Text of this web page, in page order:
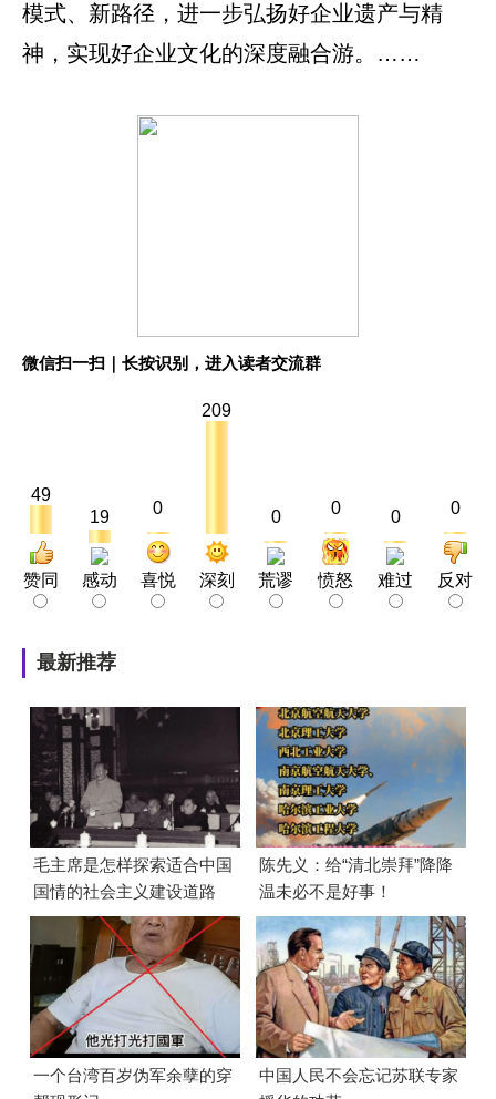
模式、新路径，进一步弘扬好企业遗产与精
神，实现好企业文化的深度融合游。……
微信扫一扫｜长按识别，进入读者交流群
49
赞同
19
感动
0
喜悦
209
深刻
0
荒谬
0
愤怒
0
难过
0
反对
最新推荐
毛主席是怎样探索适合中国
国情的社会主义建设道路
的？
陈先义：给“清北崇拜”降降
温未必不是好事！
一个台湾百岁伪军余孽的穿
中国人民不会忘记苏联专家